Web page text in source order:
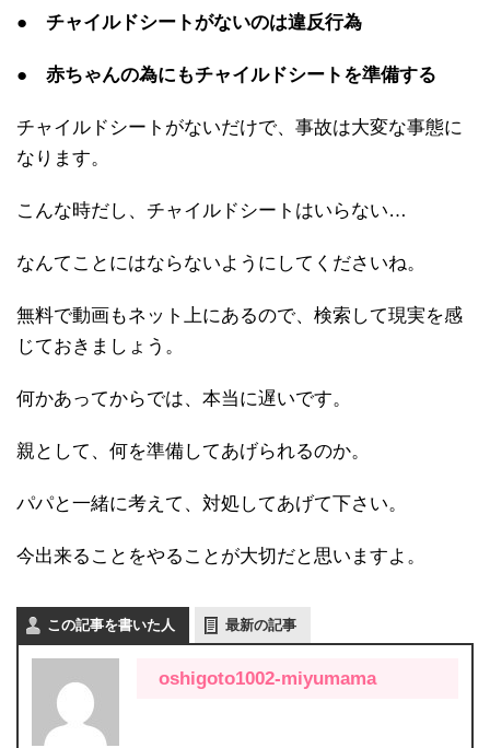
● チャイルドシートがないのは違反行為
● 赤ちゃんの為にもチャイルドシートを準備する
チャイルドシートがないだけで、事故は大変な事態に
なります。
こんな時だし、チャイルドシートはいらない…
なんてことにはならないようにしてくださいね。
無料で動画もネット上にあるので、検索して現実を感
じておきましょう。
何かあってからでは、本当に遅いです。
親として、何を準備してあげられるのか。
パパと一緒に考えて、対処してあげて下さい。
今出来ることをやることが大切だと思いますよ。
この記事を書いた人 最新の記事
oshigoto1002-miyumama